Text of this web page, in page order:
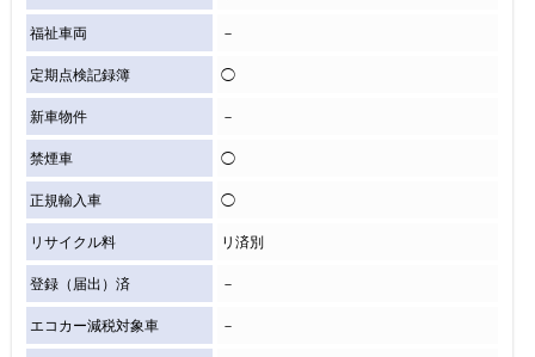
福祉車両 －
定期点検記録簿 ◯
新車物件 －
禁煙車 ◯
正規輸入車 ◯
リサイクル料 リ済別
登録（届出）済 －
エコカー減税対象車 －